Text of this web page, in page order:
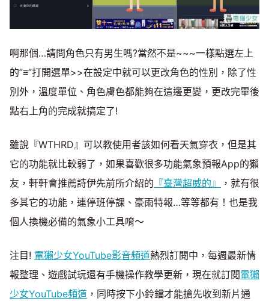
啊那個…請問角色只有男生嗎?當然不是~~~一樣點選左上
的”≡”打開選單>>在設定中就可以更改角色的性別，除了性
別外，溫度單位、角色膚色都能夠在這邊更變，更改完畢後
點右上角的完成就搞定了!
雖說『WTHRD』可以教使用者該如何看天氣穿衣，但是其
它的功能就比較弱了，如果喜歡很多功能氣象預報App的獺
友，軒軒會推薦詩伊先前所介紹的 『臺灣超威的』
，就有很
多其它的功能，連停班停課、豪雨特報…等等都有！也是我
個人換機必備的氣象小工具唷～
注目! 電獺少女YouTube影音頻道熱烈訂閱中，每週最新情
報整理、遊戲試玩還有手機操作教學更新，現在就訂閱電獺
少女YouTube頻道 ，同時按下小鈴鐺才能搶先收到新片通